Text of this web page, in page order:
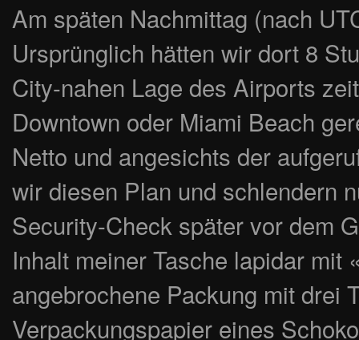
Am späten Nachmittag (nach
Ursprünglich hätten wir dort 8
City-nahen Lage des Airports
Downtown oder Miami Beach
Netto und angesichts der
wir diesen Plan und schlendern
Security-Check später vor dem
Inhalt meiner Tasche lapidar mit
angebrochene Packung mit drei
Verpackungspapier eines